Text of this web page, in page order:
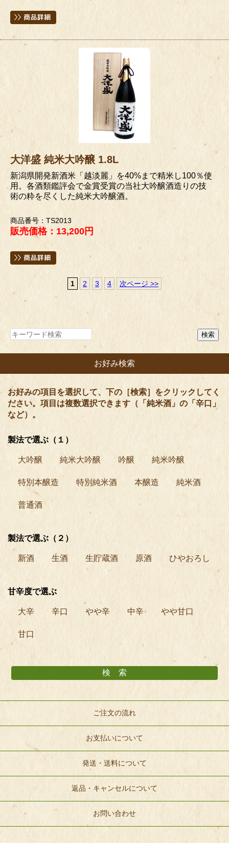
大洋盛 純米大吟醸 1.8L
新潟県開発新酒米「越淡麗」を40%まで精米し100％使
用。各酒類鑑評会で金賞受賞の当社大吟醸酒造りの技
術の粋を尽くした純米大吟醸酒。
商品番号：TS2013
販売価格：13,200円
1 2 3 4 次ページ >>
お好み検索
お好みの項目を選択して、下の［検索］をクリックしてく
ださい。項目は複数選択できます（「純米酒」の「辛口」
など）。
製法で選ぶ（１）
大吟醸 純米大吟醸 吟醸 純米吟醸
特別本醸造 特別純米酒 本醸造 純米酒
普通酒
製法で選ぶ（２）
新酒 生酒 生貯蔵酒 原酒 ひやおろし
甘辛度で選ぶ
大辛 辛口 やや辛 中辛 やや甘口
甘口
ご注文の流れ
お支払いについて
発送・送料について
返品・キャンセルについて
お問い合わせ